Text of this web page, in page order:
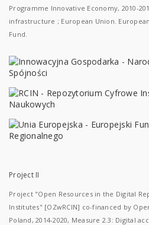
Programme Innovative Economy, 2010-
infrastructure ; European Union.
Fund.
Project II
Project "Open Resources in the Digital
Institutes" [OZwRCIN] co-financed by
Poland, 2014-2020, Measure 2.3: Digital